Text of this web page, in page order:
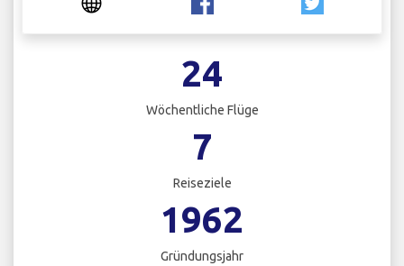
24
Wöchentliche Flüge
7
Reiseziele
1962
Gründungsjahr